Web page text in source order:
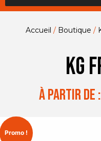
Accueil / Boutique /
KG
à partir de :
Promo !